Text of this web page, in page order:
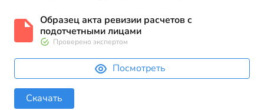
Образец акта ревизии расчетов с
подотчетными лицами
Проверено экспертом
Посмотреть
Скачать